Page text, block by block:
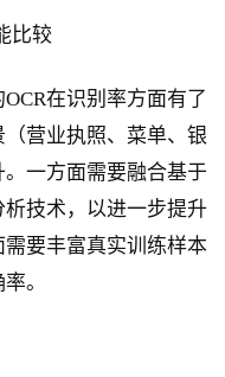
比较
在识别率方面有了
营业执照、菜单、银
一方面需要融合基于
技术，以进一步提升
要丰富真实训练样本
。